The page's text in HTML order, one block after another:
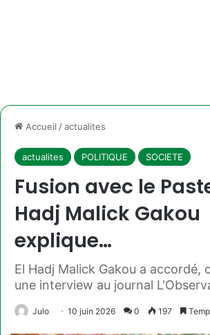
Accueil /actualites
actualites POLITIQUE SOCIETE
Fusion avec le
Hadj Malick Gakou
explique…
El Hadj Malick Gakou a accordé,
une interview au journal
Julo 10 juin 2026 0 197